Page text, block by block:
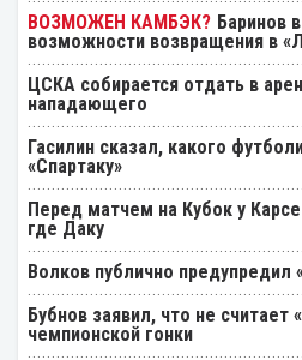
Баринов
возможности возвращения в
ЦСКА собирается отдать в
нападающего
Гасилин сказал, какого
«Спартаку»
Перед матчем на Кубок у
где Даку
Волков публично предупредил
Бубнов заявил, что не считает
чемпионской гонки